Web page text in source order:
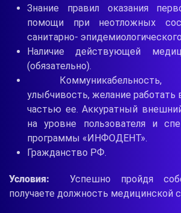
Знание правил оказания
помощи при неотложных
санитарно-
Наличие действующей
(обязательно).
Коммуникабельность,
улыбчивость, желание
частью ее. Аккуратный
на уровне пользователя и
программы «ИНФОДЕНТ».
Гражданство РФ.
Условия: Успешно пройдя
получаете должность медицинской